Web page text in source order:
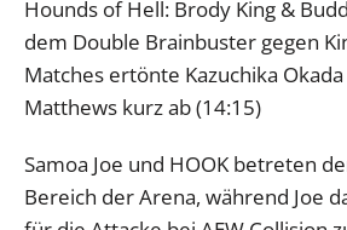
Hounds of Hell: Brody King &
dem Double Brainbuster gegen
Matches ertönte Kazuchika
Matthews kurz ab (14:15)
Samoa Joe und HOOK betreten
Bereich der Arena, während Joe